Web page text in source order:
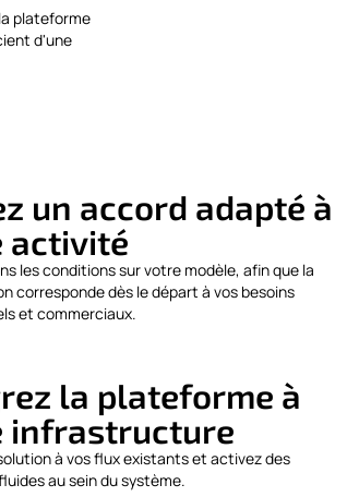
plateforme
d'une
un accord adapté à
activité
les conditions sur votre modèle, afin que la
corresponde dès le départ à vos besoins
et commerciaux.
la plateforme à
infrastructure
à vos flux existants et activez des
au sein du système.